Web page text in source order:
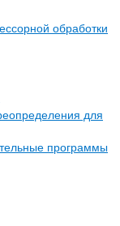
обработки
для
программы